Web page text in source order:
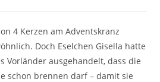
4 Kerzen am Adventskranz
Doch Eselchen Gisella hatte
Vorländer ausgehandelt, dass die
schon brennen darf – damit sie